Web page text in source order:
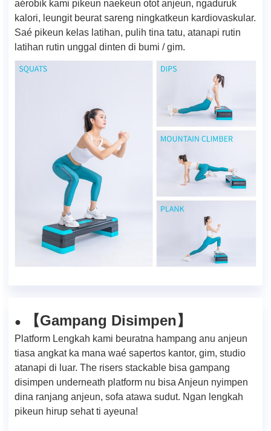
aérobik kami pikeun naekeun otot anjeun, ngaduruk
kalori, leungit beurat sareng ningkatkeun kardiovaskular.
Saé pikeun kelas latihan, pulih tina tatu, atanapi rutin
latihan rutin unggal dinten di bumi / gim.
● 【Gampang Disimpen】
Platform Lengkah kami beuratna hampang anu anjeun
tiasa angkat ka mana waé sapertos kantor, gim, studio
atanapi di luar. The risers stackable bisa gampang
disimpen underneath platform nu bisa Anjeun nyimpen
dina ranjang anjeun, sofa atawa sudut. Ngan lengkah
pikeun hirup sehat ti ayeuna!